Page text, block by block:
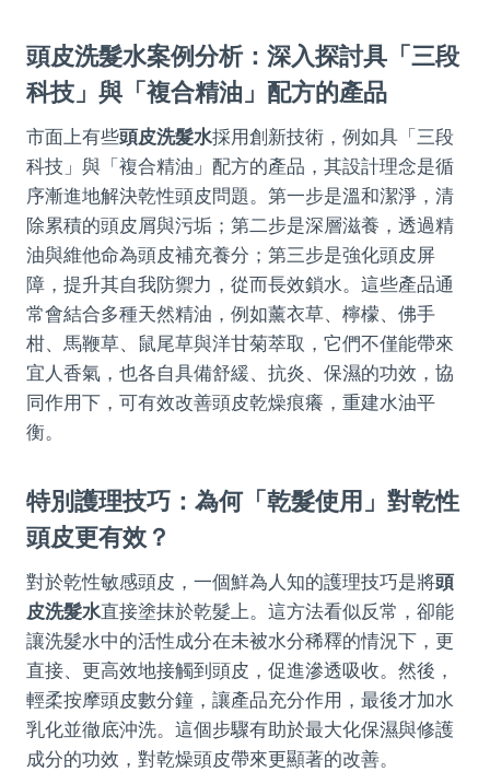
頭皮洗髮水案例分析：深入探討具「三段
科技」與「複合精油」配方的產品
市面上有些頭皮洗髮水採用創新技術，例如具「三段
科技」與「複合精油」配方的產品，其設計理念是循
序漸進地解決乾性頭皮問題。第一步是溫和潔淨，清
除累積的頭皮屑與污垢；第二步是深層滋養，透過精
油與維他命為頭皮補充養分；第三步是強化頭皮屏
障，提升其自我防禦力，從而長效鎖水。這些產品通
常會結合多種天然精油，例如薰衣草、檸檬、佛手
柑、馬鞭草、鼠尾草與洋甘菊萃取，它們不僅能帶來
宜人香氣，也各自具備舒緩、抗炎、保濕的功效，協
同作用下，可有效改善頭皮乾燥痕癢，重建水油平
衡。
特別護理技巧：為何「乾髮使用」對乾性
頭皮更有效？
對於乾性敏感頭皮，一個鮮為人知的護理技巧是將頭
皮洗髮水直接塗抹於乾髮上。這方法看似反常，卻能
讓洗髮水中的活性成分在未被水分稀釋的情況下，更
直接、更高效地接觸到頭皮，促進滲透吸收。然後，
輕柔按摩頭皮數分鐘，讓產品充分作用，最後才加水
乳化並徹底沖洗。這個步驟有助於最大化保濕與修護
成分的功效，對乾燥頭皮帶來更顯著的改善。